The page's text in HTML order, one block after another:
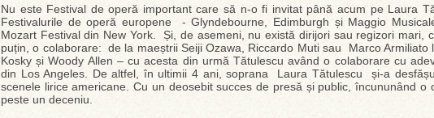
Nu este Festival de operă important care să n-o fi invitat până acum pe Laura
Festivalurile de operă europene - Glyndebourne, Edimburgh și Maggio
Mozart Festival din New York. Și, de asemeni, nu există dirijori sau regizori mari,
puțin, o colaborare: de la maeștrii Seiji Ozawa, Riccardo Muti sau Marco Armiliato
Kosky și Woody Allen – cu acesta din urmă Tătulescu având o colaborare cu
din Los Angeles. De altfel, în ultimii 4 ani, soprana Laura Tătulescu și-a
scenele lirice americane. Cu un deosebit succes de presă și public, încununând o
peste un deceniu.